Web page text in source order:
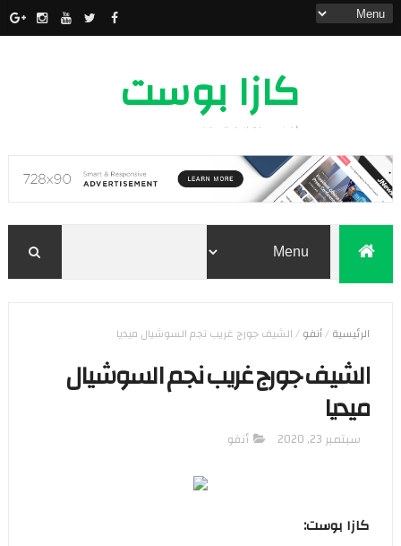
كازا بوست
أخبار مدينة الدار البيضاء
الرئيسية/أنفو/الشيف جورج غريب نجم السوشيال ميديا
الشيف جورج غريب نجم السوشيال
ميديا
سبتمبر 23, 2020 أنفو
كازا بوست: